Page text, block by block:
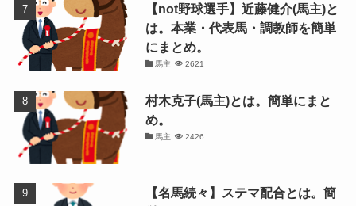
【not野球選手】近藤健介(馬主)と
は。本業・代表馬・調教師を簡単
にまとめ。
馬主 2621
村木克子(馬主)とは。簡単にまと
め。
馬主 2426
【名馬続々】ステマ配合とは。簡